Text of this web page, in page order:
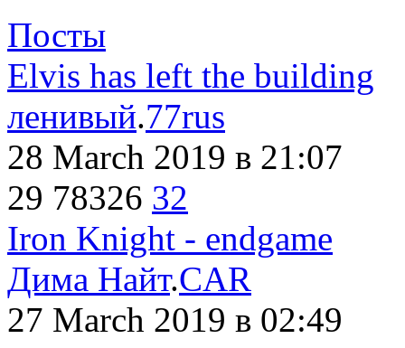
Посты
Elvis has left the building
ленивый.77rus
28 March 2019 в 21:07
29 78326 32
Iron Knight - endgame
Дима Найт.CAR
27 March 2019 в 02:49